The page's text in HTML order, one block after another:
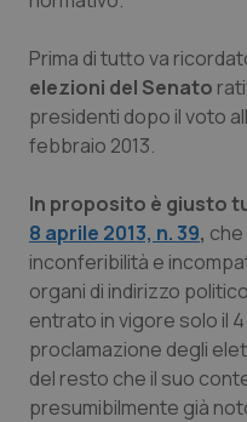
Sangue &
Tiroide
Tumore al seno
Tumore ovarico
Tumori del
Tumori
Prima di tutto va
elezioni del Senato
presidenti dopo il voto
febbraio 2013.
In proposito è giusto
8 aprile 2013, n. 39,
inconferibilità e
organi di indirizzo
entrato in vigore solo il
proclamazione degli
del resto che il suo
presumibilmente già